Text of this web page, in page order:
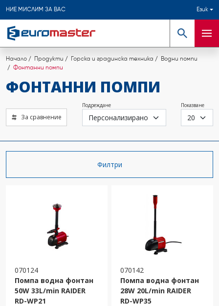
НИЕ МИСЛИМ ЗА ВАС Език
Търсене
Начало Продукти Горска и градинска техника
Водни помпи
Фонтанни помпи
ФОНТАННИ ПОМПИ
За сравнение
Подреждане Показване
Филтри
070124
Помпа водна фонтан
50W 33L/min RAIDER
RD-WP21
070142
Помпа водна фонтан
28W 20L/min RAIDER
RD-WP35